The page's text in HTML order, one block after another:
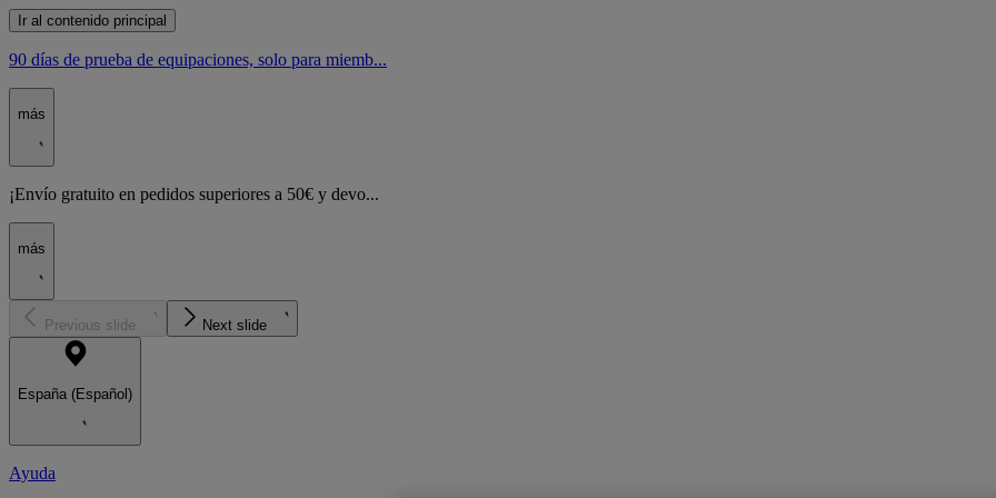
Ir al contenido principal
90 días de prueba de equipaciones, solo para miemb...
más
¡Envío gratuito en pedidos superiores a 50€ y devo...
más
Previous slide Next slide
España (Español)
Ayuda